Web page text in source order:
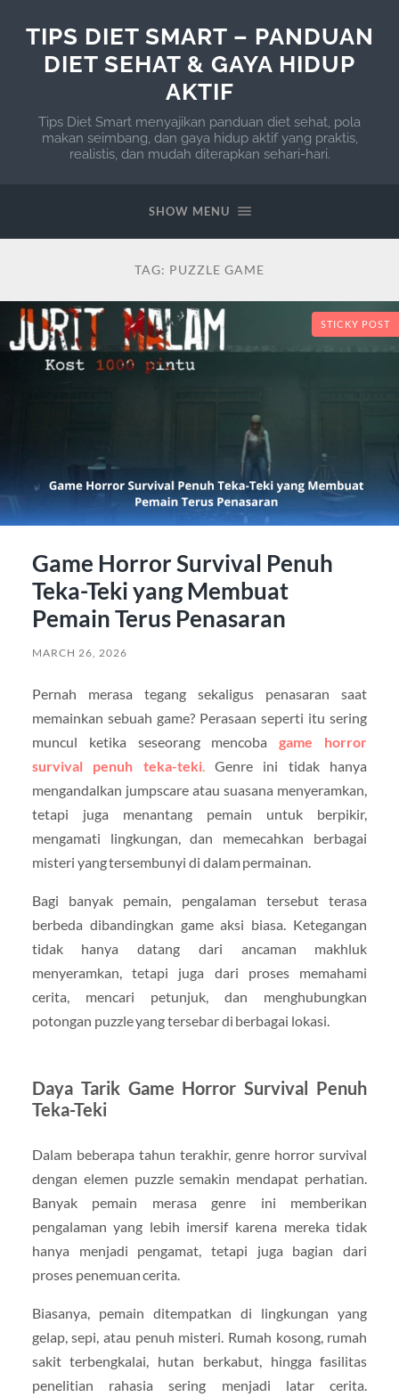
TIPS DIET SMART – PANDUAN
DIET SEHAT & GAYA HIDUP
AKTIF
Tips Diet Smart menyajikan panduan diet sehat, pola
makan seimbang, dan gaya hidup aktif yang praktis,
realistis, dan mudah diterapkan sehari-hari.
SHOW MENU
TAG: PUZZLE GAME
STICKY POST
Game Horror Survival Penuh
Teka-Teki yang Membuat
Pemain Terus Penasaran
MARCH 26, 2026
Pernah merasa tegang sekaligus penasaran saat
memainkan sebuah game? Perasaan seperti itu sering
muncul ketika seseorang mencobagame horror
survival penuh teka-teki.
Genre ini tidak hanya
mengandalkan jumpscare atau suasana menyeramkan,
tetapi juga menantang pemain untuk berpikir,
mengamati lingkungan, dan memecahkan berbagai
misteri yang tersembunyi di dalam permainan.
Bagi banyak pemain, pengalaman tersebut terasa
berbeda dibandingkan game aksi biasa. Ketegangan
tidak hanya datang dari ancaman makhluk
menyeramkan, tetapi juga dari proses memahami
cerita, mencari petunjuk, dan menghubungkan
potongan puzzle yang tersebar di berbagai lokasi.
Daya Tarik Game Horror Survival Penuh
Teka-Teki
Dalam beberapa tahun terakhir, genre horror survival
dengan elemen puzzle semakin mendapat perhatian.
Banyak pemain merasa genre ini memberikan
pengalaman yang lebih imersif karena mereka tidak
hanya menjadi pengamat, tetapi juga bagian dari
proses penemuan cerita.
Biasanya, pemain ditempatkan di lingkungan yang
gelap, sepi, atau penuh misteri. Rumah kosong, rumah
sakit terbengkalai, hutan berkabut, hingga fasilitas
penelitian rahasia sering menjadi latar cerita.